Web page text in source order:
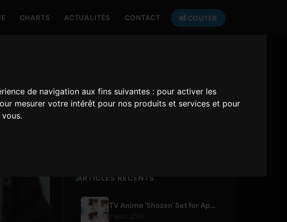
de navigation aux fins suivantes : pour activer les
mesurer votre intérêt pour nos produits et services et pour
.
CHARTS ACTUALITÉS CONTACT ÉCOUTER
Only Hits Japan
ARTICLES RÉCENTS
TV Anime 'Shozen' Set for April 2027 Premiere on Fuji TV